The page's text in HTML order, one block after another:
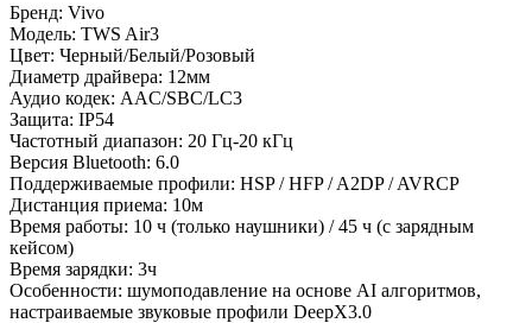
Бренд: Vivo
Модель: TWS Air3
Цвет: Черный/Белый/Розовый
Диаметр драйвера: 12мм
Аудио кодек: AAC/SBC/LC3
Защита: IP54
Частотный диапазон: 20 Гц-20 кГц
Версия Bluetooth: 6.0
Поддерживаемые профили: HSP / HFP / A2DP / AVRCP
Дистанция приема: 10м
Время работы: 10 ч (только наушники) / 45 ч (с зарядным
кейсом)
Время зарядки: 3ч
Особенности: шумоподавление на основе AI алгоритмов,
настраиваемые звуковые профили DeepX3.0